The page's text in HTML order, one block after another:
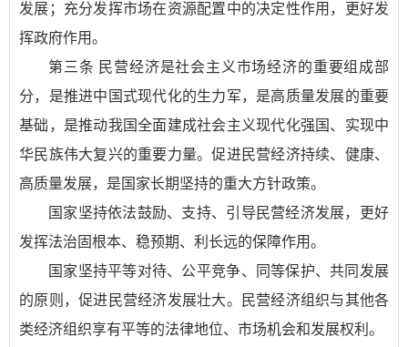
发展；充分发挥市场在资源配置中的决定性作用，更好发
挥政府作用。
第三条 民营经济是社会主义市场经济的重要组成部
分，是推进中国式现代化的生力军，是高质量发展的重要
基础，是推动我国全面建成社会主义现代化强国、实现中
华民族伟大复兴的重要力量。促进民营经济持续、健康、
高质量发展，是国家长期坚持的重大方针政策。
国家坚持依法鼓励、支持、引导民营经济发展，更好
发挥法治固根本、稳预期、利长远的保障作用。
国家坚持平等对待、公平竞争、同等保护、共同发展
的原则，促进民营经济发展壮大。民营经济组织与其他各
类经济组织享有平等的法律地位、市场机会和发展权利。